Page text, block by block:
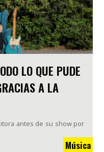
LO QUE PUDE
A LA
antes de su show por
Música